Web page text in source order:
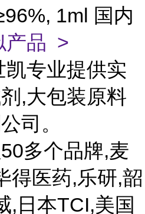
1ml 国内
产品 >
凯专业提供实
,大包装原料
司。
多个品牌,麦
得医药,乐研,韶
,日本TCI,美国